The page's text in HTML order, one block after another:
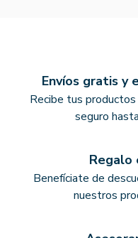
Envíos gratis y
Recibe tus
seguro
Regalo
Benefíciate de
nuestros